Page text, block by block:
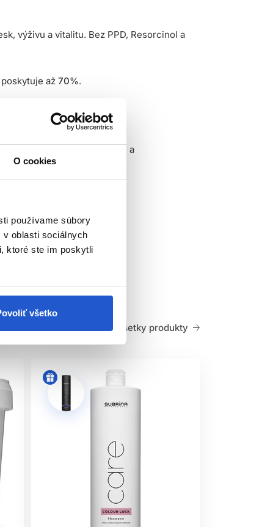
O cookies
používame súbory
v oblasti sociálnych
ktoré ste im poskytli
všetko
výživu a vitalitu. Bez PPD, Resorcinol a
až 70%.
záväzok k prirodzenejšiemu a
stabilnejšia, intenzívnejšia a
vo vlasoch a následne používajte
Všetky produkty